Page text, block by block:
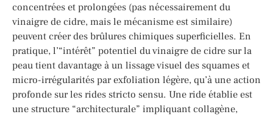
concentrées et prolongées (pas nécessairement du
vinaigre de cidre, mais le mécanisme est similaire)
peuvent créer des brûlures chimiques superficielles. En
pratique, l’“intérêt” potentiel du vinaigre de cidre sur la
peau tient davantage à un lissage visuel des squames et
micro-irrégularités par exfoliation légère, qu’à une action
profonde sur les rides stricto sensu. Une ride établie est
une structure “architecturale” impliquant collagène,